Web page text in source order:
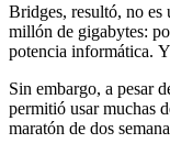
Bridges, resultó, no es
millón de gigabytes:
potencia informática.
Sin embargo, a pesar
permitió usar muchas
maratón de dos